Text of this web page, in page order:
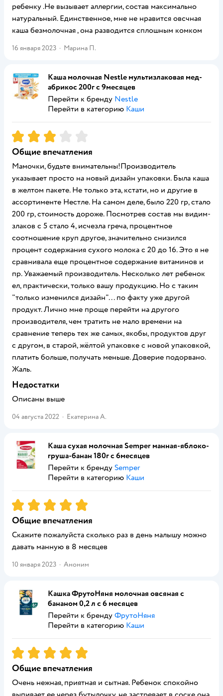
ребенку .Не вызывает аллергии, состав максимально
натуральный. Единственное, мне не нравится овсчная
каша безмолочная , она разводится сплошным комком
16 января 2023 · Марина П.
Каша молочная Nestle мультизлаковая мед-
абрикос 200г с 9месяцев
Перейти к бренду Nestle
Перейти в категорию Каши
Рейтинг:3
Общие впечатления
Мамочки, будьте внимательны!Производитель
указывает просто на новый дизайн упаковки. Была каша
в желтом пакете. Не только эта, кстати, но и другие в
ассортименте Нестле. На самом деле, было 220 гр, стало
200 гр, стоимость дороже. Посмотрев состав мы видим-
злаков с 5 стало 4, исчезла греча, процентное
соотношение круп другое, значительно снизился
процент содержания сухого молока с 20 до 16. Это я не
сравнивала еще процентное содержание витаминов и
пр. Уважаемый производитель. Несколько лет ребенок
ел, практически, только вашу продукцию. Но с таким
"только изменился дизайн"... по факту уже другой
продукт. Лично мне проще перейти на другого
производителя, чем тратить не мало времени на
сравнение теперь тех же самых, якобы, продуктов друг
с другом, в старой, жёлтой упаковке с новой упаковкой,
платить больше, получать меньше. Доверие подорвано.
Жаль.
Недостатки
Описаны выше
04 августа 2022 · Екатерина А.
Каша сухая молочная Semper манная-яблоко-
груша-банан 180г с 6месяцев
Перейти к бренду Semper
Перейти в категорию Каши
Рейтинг:5
Общие впечатления
Скажите пожалуйста сколько раз в день малышу можно
давать манную в 8 месяцев
10 января 2023 · Аноним
Кашка ФрутоНяня молочная овсяная с
бананом 0,2 л с 6 месяцев
Перейти к бренду ФрутоНяня
Перейти в категорию Каши
Рейтинг:5
Общие впечатления
Очень нежная, приятная и сытная. Ребенок спокойно